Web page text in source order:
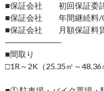
■保証会社 初回保証委託
■保証会社 年間継続料/
■保証会社 月額保証料賃
―――――――
■間取り
□1R～2K（25.35㎡～48.36